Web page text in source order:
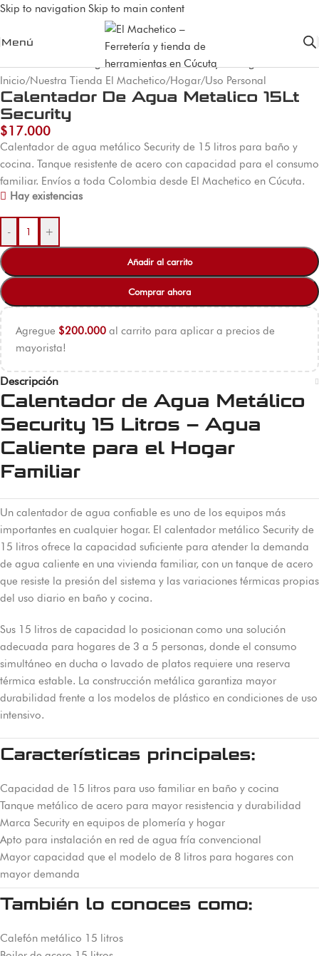
Skip to navigation Skip to main content
Menú
Inicio/Nuestra Tienda El Machetico/Hogar/Uso Personal
Calentador De Agua Metalico 15Lt
Security
$17.000
Calentador de agua metálico Security de 15 litros para baño y
cocina. Tanque resistente de acero con capacidad para el consumo
familiar. Envíos a toda Colombia desde El Machetico en Cúcuta.
Hay existencias
- +
Añadir al carrito
Comprar ahora
Agregue $200.000 al carrito para aplicar a precios de
mayorista!
Descripción
Calentador de Agua Metálico
Security 15 Litros – Agua
Caliente para el Hogar
Familiar
Un calentador de agua confiable es uno de los equipos más
importantes en cualquier hogar. El calentador metálico Security de
15 litros ofrece la capacidad suficiente para atender la demanda
de agua caliente en una vivienda familiar, con un tanque de acero
que resiste la presión del sistema y las variaciones térmicas propias
del uso diario en baño y cocina.
Sus 15 litros de capacidad lo posicionan como una solución
adecuada para hogares de 3 a 5 personas, donde el consumo
simultáneo en ducha o lavado de platos requiere una reserva
térmica estable. La construcción metálica garantiza mayor
durabilidad frente a los modelos de plástico en condiciones de uso
intensivo.
Características principales:
Capacidad de 15 litros para uso familiar en baño y cocina
Tanque metálico de acero para mayor resistencia y durabilidad
Marca Security en equipos de plomería y hogar
Apto para instalación en red de agua fría convencional
Mayor capacidad que el modelo de 8 litros para hogares con
mayor demanda
También lo conoces como:
Calefón metálico 15 litros